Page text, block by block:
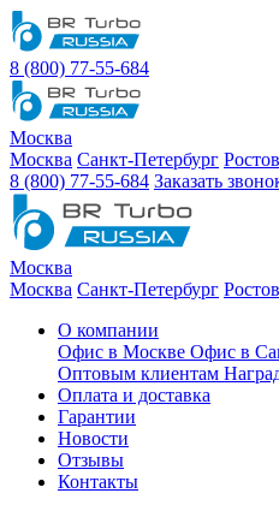
8 (800) 77-55-684
Москва
Москва Санкт-Петербург
8 (800) 77-55-684 Заказать
Москва
Москва Санкт-Петербург
О компании
Офис в Москве Офис в
Оптовым клиентам
Оплата и доставка
Гарантии
Новости
Отзывы
Контакты